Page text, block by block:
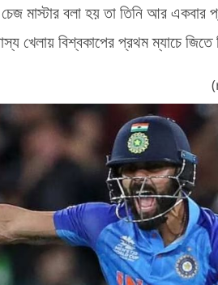
চেজ মাস্টার বলা হয় তা তিনি আর
খেলায় বিশ্বকাপের প্রথম ম্যাচে